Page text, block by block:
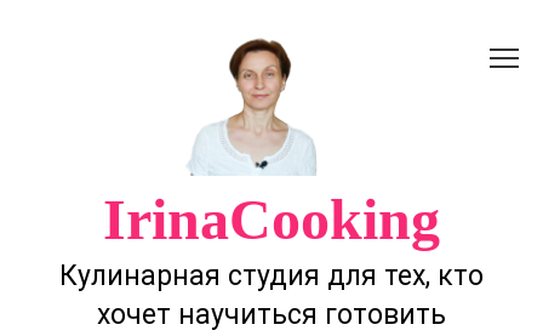
IrinaCooking
Кулинарная студия для тех, кто
хочет научиться готовить